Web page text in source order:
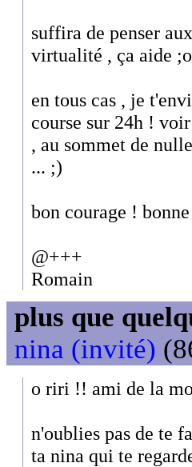
suffira de penser
virtualité , ça aide
en tous cas , je
course sur 24h !
, au sommet de
... ;)
bon courage !
@+++
Romain
plus que
nina (invité)
o riri !! ami de la
n'oublies pas de te
ta nina qui te